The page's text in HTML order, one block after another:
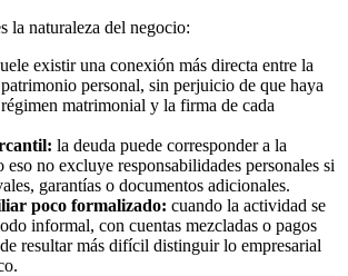
la naturaleza del negocio:
existir una conexión más directa entre la
personal, sin perjuicio de que haya
matrimonial y la firma de cada
la deuda puede corresponder a la
eso no excluye responsabilidades personales si
garantías o documentos adicionales.
poco formalizado: cuando la actividad se
informal, con cuentas mezcladas o pagos
resultar más difícil distinguir lo empresarial